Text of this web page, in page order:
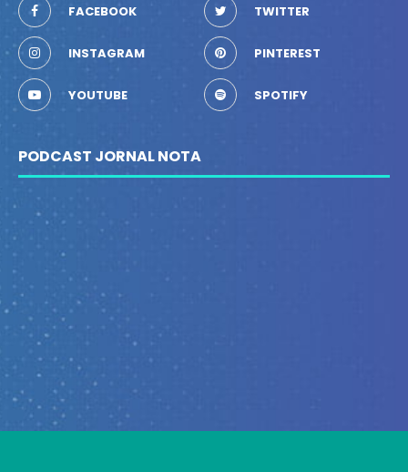
FACEBOOK TWITTER
INSTAGRAM PINTEREST
YOUTUBE SPOTIFY
PODCAST JORNAL NOTA